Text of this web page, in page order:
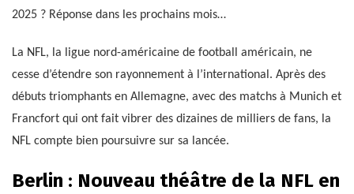
2025 ? Réponse dans les prochains mois…
La NFL, la ligue nord-américaine de football américain, ne
cesse d’étendre son rayonnement à l’international. Après des
débuts triomphants en Allemagne, avec des matchs à Munich et
Francfort qui ont fait vibrer des dizaines de milliers de fans, la
NFL compte bien poursuivre sur sa lancée.
Berlin : Nouveau théâtre de la NFL en